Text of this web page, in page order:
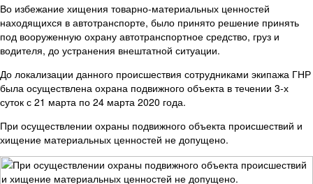
Во избежание хищения товарно-материальных ценностей
находящихся в автотранспорте, было принято решение принять
под вооруженную охрану автотранспортное средство, груз и
водителя, до устранения внештатной ситуации.
До локализации данного происшествия сотрудниками экипажа ГНР
была осуществлена охрана подвижного объекта в течении 3-х
суток с 21 марта по 24 марта 2020 года.
При осуществлении охраны подвижного объекта происшествий и
хищение материальных ценностей не допущено.